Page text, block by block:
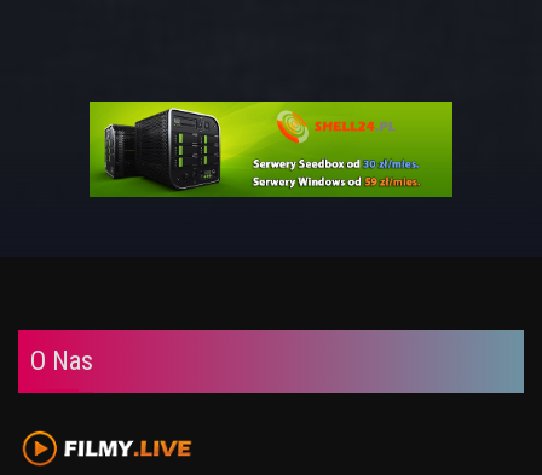
O Nas